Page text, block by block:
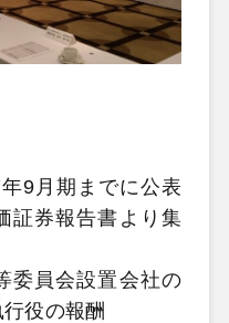
9月期までに公表
証券報告書より集
委員会設置会社の
役の報酬